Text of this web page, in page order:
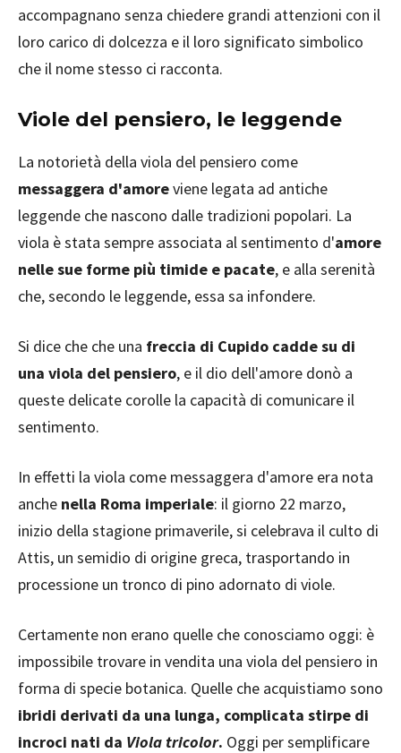
accompagnano senza chiedere grandi attenzioni con il
loro carico di dolcezza e il loro significato simbolico
che il nome stesso ci racconta.
Viole del pensiero, le leggende
La notorietà della viola del pensiero come
messaggera d'amoreviene legata ad antiche
leggende che nascono dalle tradizioni popolari. La
viola è stata sempre associata al sentimento d'amore
nelle sue forme più timide e pacate, e alla serenità
che, secondo le leggende, essa sa infondere.
Si dice che che una freccia di Cupido cadde su di
una viola del pensiero, e il dio dell'amore donò a
queste delicate corolle la capacità di comunicare il
sentimento.
In effetti la viola come messaggera d'amore era nota
anche nella Roma imperiale: il giorno 22 marzo,
inizio della stagione primaverile, si celebrava il culto di
Attis, un semidio di origine greca, trasportando in
processione un tronco di pino adornato di viole.
Certamente non erano quelle che conosciamo oggi: è
impossibile trovare in vendita una viola del pensiero in
forma di specie botanica. Quelle che acquistiamo sono
ibridi derivati da una lunga, complicata stirpe di
incroci nati da Viola tricolor. Oggi per semplificare